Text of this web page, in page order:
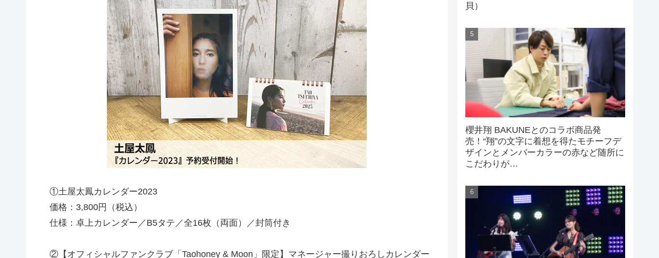
①土屋太鳳カレンダー2023
価格：3,800円（税込）
仕様：卓上カレンダー／B5タテ／全16枚（両面）／封筒付き
②【オフィシャルファンクラブ「Taohoney & Moon」限定】マネージャー撮りおろしカレンダー
貝）
櫻井翔 BAKUNEとのコラボ商品発
売！“翔”の文字に着想を得たモチーフデ
ザインとメンバーカラーの赤など随所に
こだわりが…